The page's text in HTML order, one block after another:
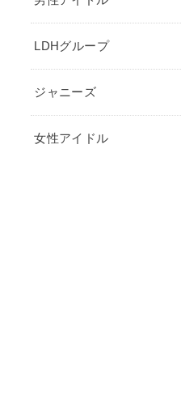
LDHグループ
ジャニーズ
女性アイドル